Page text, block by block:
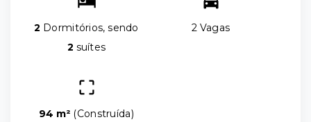
2 Dormitórios, sendo
2 suítes
2 Vagas
94 m² (Construída)